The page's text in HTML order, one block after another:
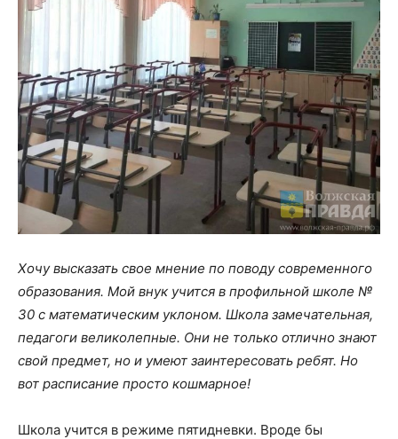
Хочу высказать свое мнение по поводу современного
образования. Мой внук учится в профильной школе №
30 с математическим уклоном. Школа замечательная,
педагоги великолепные. Они не только отлично знают
свой предмет, но и умеют заинтересовать ребят. Но
вот расписание просто кошмарное!
Школа учится в режиме пятидневки. Вроде бы